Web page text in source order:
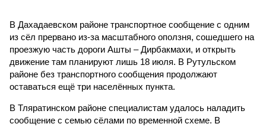
В Дахадаевском районе транспортное сообщение с одним
из сёл прервано из-за масштабного оползня, сошедшего на
проезжую часть дороги Ашты – Дирбакмахи, и открыть
движение там планируют лишь 18 июля. В Рутульском
районе без транспортного сообщения продолжают
оставаться ещё три населённых пункта.
В Тляратинском районе специалистам удалось наладить
сообщение с семью сёлами по временной схеме. В